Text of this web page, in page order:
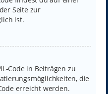
Seite zur
ist.
Code in Beiträgen zu
die
erreicht werden.